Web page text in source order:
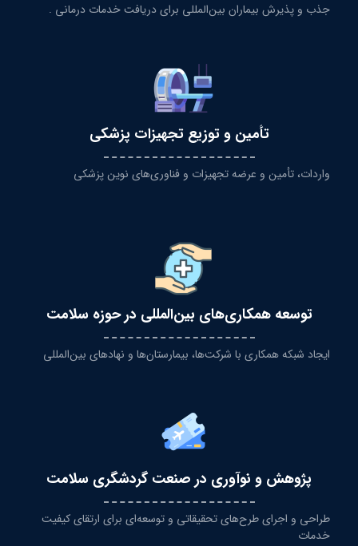
جذب و پذیرش بیماران بین‌المللی برای دریافت خدمات درمانی .
تأمین و توزیع تجهیزات پزشکی
واردات، تأمین و عرضه تجهیزات و فناوری‌های نوین پزشکی
توسعه همکاری‌های بین‌المللی در حوزه سلامت
ایجاد شبکه همکاری با شرکت‌ها، بیمارستان‌ها و نهادهای بین‌المللی
پژوهش و نوآوری در صنعت گردشگری سلامت
طراحی و اجرای طرح‌های تحقیقاتی و توسعه‌ای برای ارتقای کیفیت
خدمات